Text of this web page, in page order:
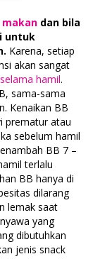
dan bila
untuk
Karena, setiap
akan sangat
hamil.
sama-sama
Kenaikan BB
prematur atau
sebelum hamil
BB 7 –
terlalu
BB hanya di
dilarang
lemak saat
yang
dibutuhkan
jenis snack